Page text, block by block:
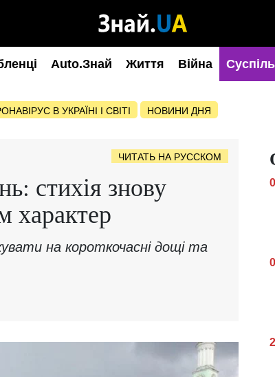
Auto.Знай Життя Війна
В УКРАЇНІ І СВІТІ НОВИНИ ДНЯ
ЧИТАТЬ НА РУССКОМ
стихія знову
характер
на короткочасні дощі та